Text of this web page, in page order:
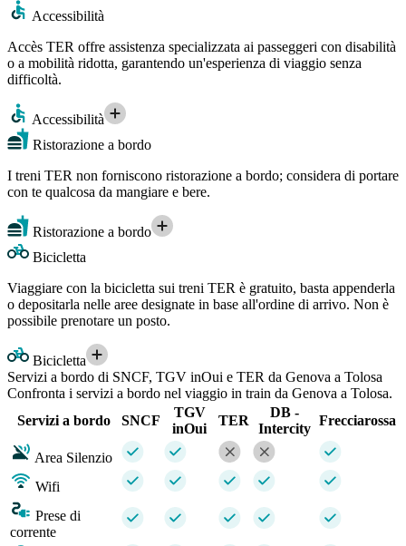
Accessibilità
Accès TER offre assistenza specializzata ai passeggeri con disabilità
o a mobilità ridotta, garantendo un'esperienza di viaggio senza
difficoltà.
Accessibilità
Ristorazione a bordo
I treni TER non forniscono ristorazione a bordo; considera di portare
con te qualcosa da mangiare e bere.
Ristorazione a bordo
Bicicletta
Viaggiare con la bicicletta sui treni TER è gratuito, basta appenderla
o depositarla nelle aree designate in base all'ordine di arrivo. Non è
possibile prenotare un posto.
Bicicletta
Servizi a bordo di SNCF, TGV inOui e TER da Genova a Tolosa
Confronta i servizi a bordo nel viaggio in train da Genova a Tolosa.
Servizi a bordo
SNCF
TGV
inOui
TER
DB -
Intercity
Frecciarossa
Area Silenzio
Wifi
Prese di
corrente